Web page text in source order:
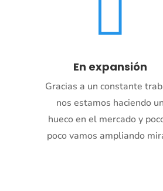

En expansión
Gracias a un constante
nos estamos haciendo un
hueco en el mercado y
poco vamos ampliando